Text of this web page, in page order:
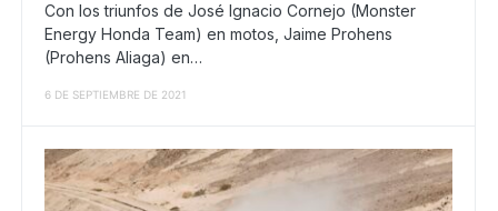
Con los triunfos de José Ignacio Cornejo (Monster
Energy Honda Team) en motos, Jaime Prohens
(Prohens Aliaga) en…
6 DE SEPTIEMBRE DE 2021